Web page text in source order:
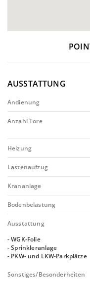
AUSSTATTUNG
Andienung
Anzahl Tore
Heizung
Lastenaufzug
Krananlage
Bodenbelastung
Ausstattung
- WGK-Folie
- Sprinkleranlage
- PKW- und LKW-Parkplätze
Sonstiges/Besonderheiten